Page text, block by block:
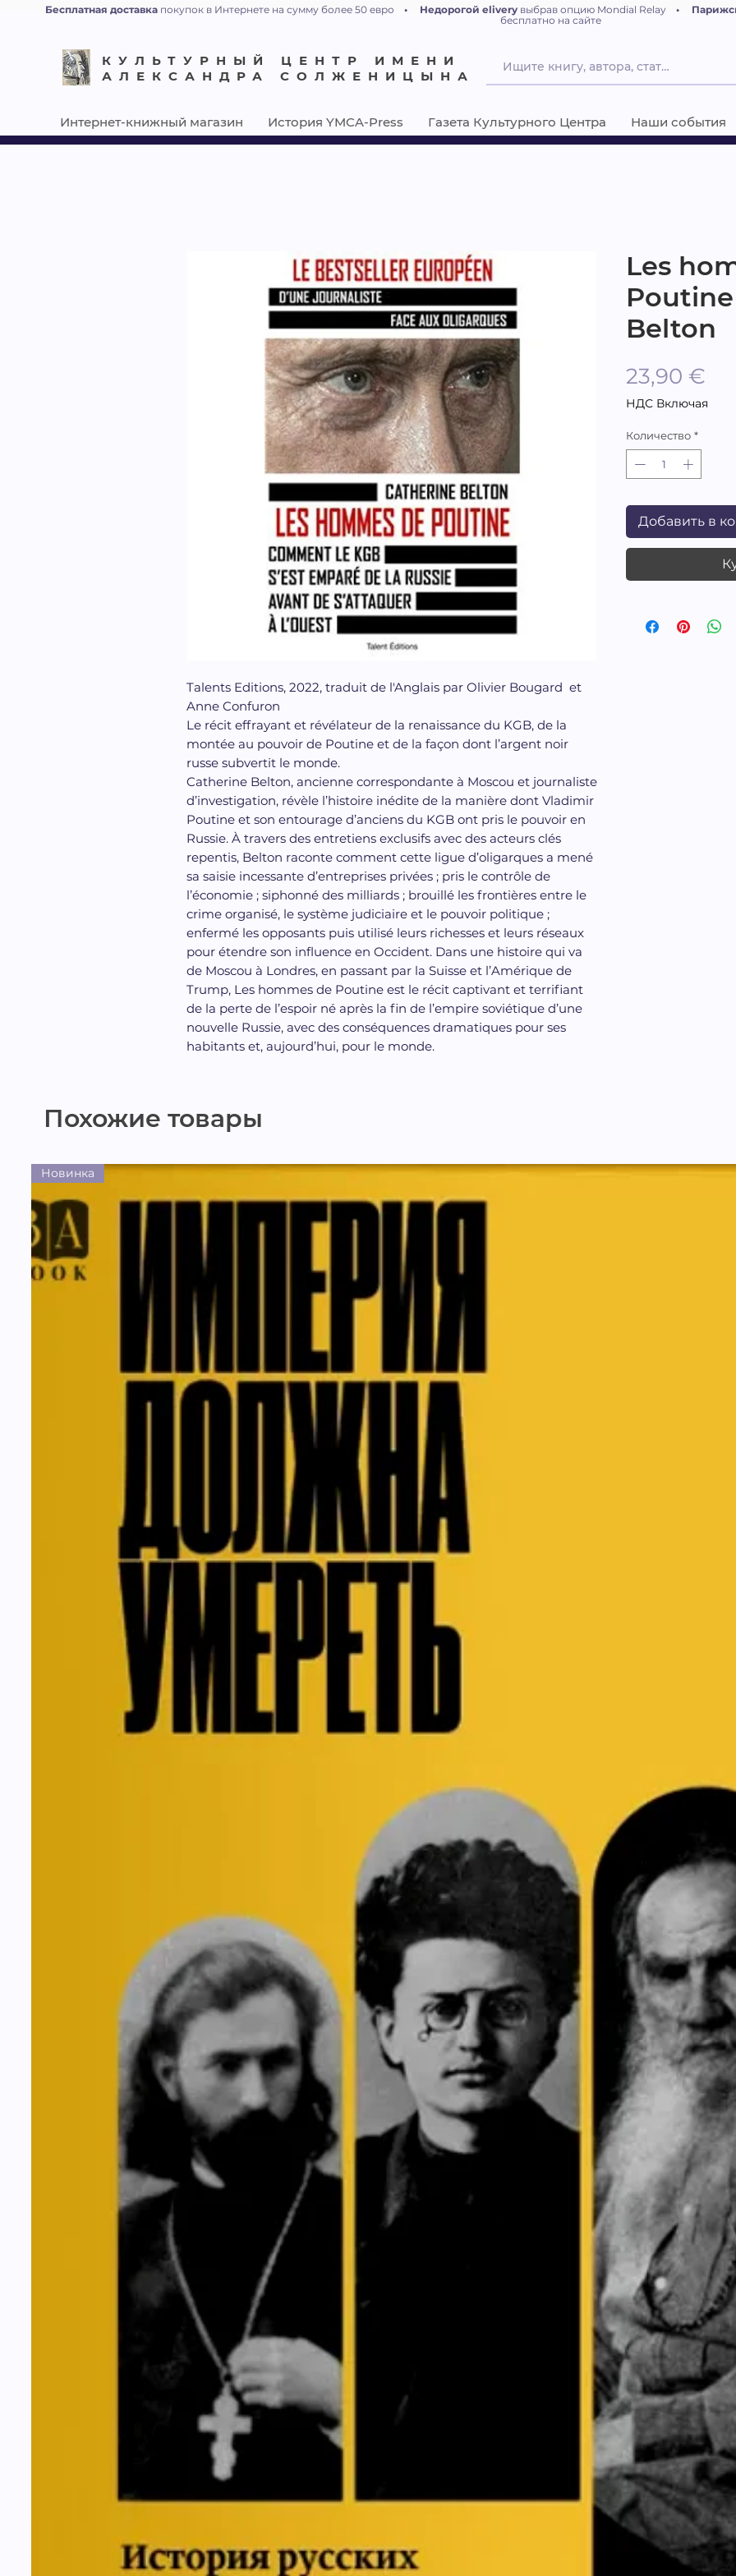
КУЛЬТУРНЫЙ ЦЕНТР ИМЕНИ
АЛЕКСАНДРА СОЛЖЕНИЦЫНА
Интернет-книжный магазин История YMCA-Press Газета Культурного Центра Наши события
Talents Editions, 2022, traduit de l'Anglais par Olivier Bougard et
Anne Confuron
Le récit effrayant et révélateur de la renaissance du KGB, de la
montée au pouvoir de Poutine et de la façon dont l’argent noir
russe subvertit le monde.
Catherine Belton, ancienne correspondante à Moscou et journaliste
d’investigation, révèle l’histoire inédite de la manière dont Vladimir
Poutine et son entourage d’anciens du KGB ont pris le pouvoir en
Russie. À travers des entretiens exclusifs avec des acteurs clés
repentis, Belton raconte comment cette ligue d’oligarques a mené
sa saisie incessante d’entreprises privées ; pris le contrôle de
l’économie ; siphonné des milliards ; brouillé les frontières entre le
crime organisé, le système judiciaire et le pouvoir politique ;
enfermé les opposants puis utilisé leurs richesses et leurs réseaux
pour étendre son influence en Occident. Dans une histoire qui va
de Moscou à Londres, en passant par la Suisse et l’Amérique de
Trump, Les hommes de Poutine est le récit captivant et terrifiant
de la perte de l’espoir né après la fin de l’empire soviétique d’une
nouvelle Russie, avec des conséquences dramatiques pour ses
habitants et, aujourd’hui, pour le monde.
Les
Belton
23,90 €
НДС Включая
Количество *
Добавить в
Похожие товары
Новинка
Бесплатная доставка покупок в Интернете на сумму более 50 евро • Недорогой elivery выбрав опцию Mondial Relay •
бесплатно на сайте